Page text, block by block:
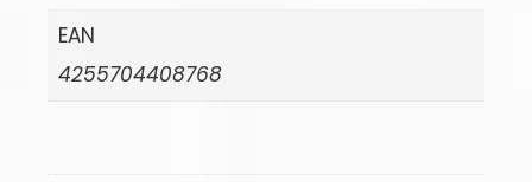
EAN
4255704408768